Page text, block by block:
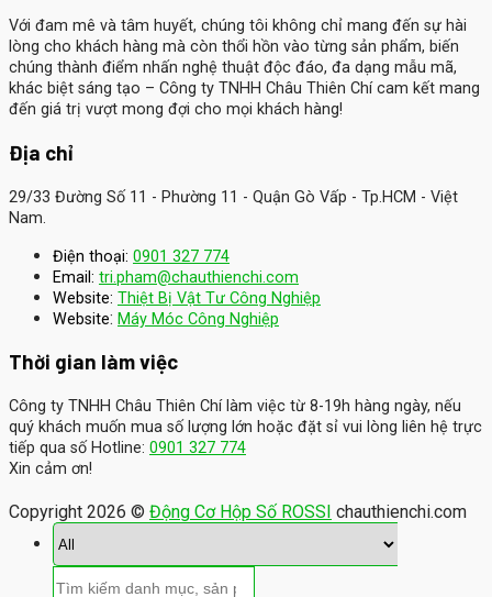
Với đam mê và tâm huyết, chúng tôi không chỉ mang đến sự hài
lòng cho khách hàng mà còn thổi hồn vào từng sản phẩm, biến
chúng thành điểm nhấn nghệ thuật độc đáo, đa dạng mẫu mã,
khác biệt sáng tạo – Công ty TNHH Châu Thiên Chí cam kết mang
đến giá trị vượt mong đợi cho mọi khách hàng!
Địa chỉ
29/33 Đường Số 11 - Phường 11 - Quận Gò Vấp - Tp.HCM - Việt
Nam.
Điện thoại: 0901 327 774
Email: tri.pham@chauthienchi.com
Website: Thiệt Bị Vật Tư Công Nghiệp
Website: Máy Móc Công Nghiệp
Thời gian làm việc
Công ty TNHH Châu Thiên Chí làm việc từ 8-19h hàng ngày, nếu
quý khách muốn mua số lượng lớn hoặc đặt sỉ vui lòng liên hệ trực
tiếp qua số Hotline: 0901 327 774
Xin cảm ơn!
Copyright 2026 © Động Cơ Hộp Số ROSSI chauthienchi.com